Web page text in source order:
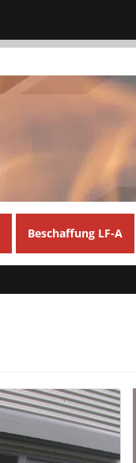
Beschaffung LF-A